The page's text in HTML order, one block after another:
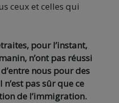
ceux et celles qui
pour l’instant,
n’ont pas réussi
nous pour des
n’est pas sûr que ce
de l’immigration.